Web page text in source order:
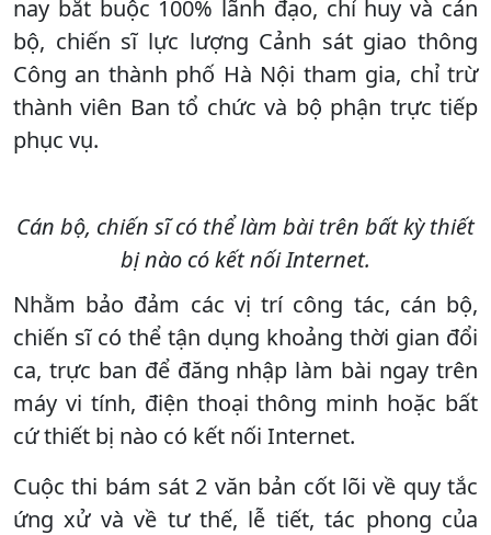
nay bắt buộc 100% lãnh đạo, chỉ huy và cán
bộ, chiến sĩ lực lượng Cảnh sát giao thông
Công an thành phố Hà Nội tham gia, chỉ trừ
thành viên Ban tổ chức và bộ phận trực tiếp
phục vụ.
Cán bộ, chiến sĩ có thể làm bài trên bất kỳ thiết
bị nào có kết nối Internet.
Nhằm bảo đảm các vị trí công tác, cán bộ,
chiến sĩ có thể tận dụng khoảng thời gian đổi
ca, trực ban để đăng nhập làm bài ngay trên
máy vi tính, điện thoại thông minh hoặc bất
cứ thiết bị nào có kết nối Internet.
Cuộc thi bám sát 2 văn bản cốt lõi về quy tắc
ứng xử và về tư thế, lễ tiết, tác phong của